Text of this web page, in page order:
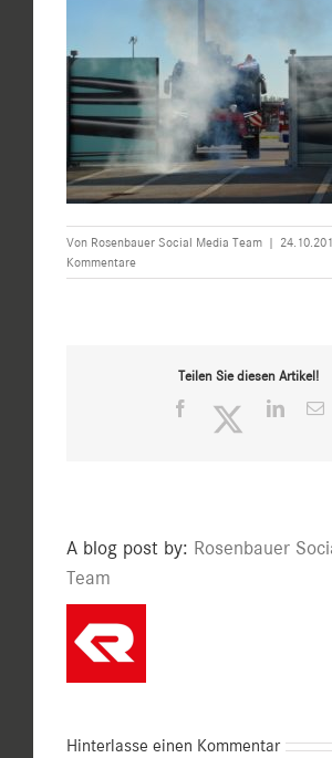
Von Rosenbauer Social Media Team |
Kommentare
Teilen Sie diesen Artikel!
Facebook Twitter
E-
A blog post by: Rosenbauer
Team
Hinterlasse einen Kommentar